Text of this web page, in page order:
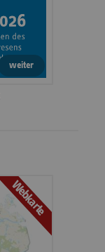
weiter
Webkarte